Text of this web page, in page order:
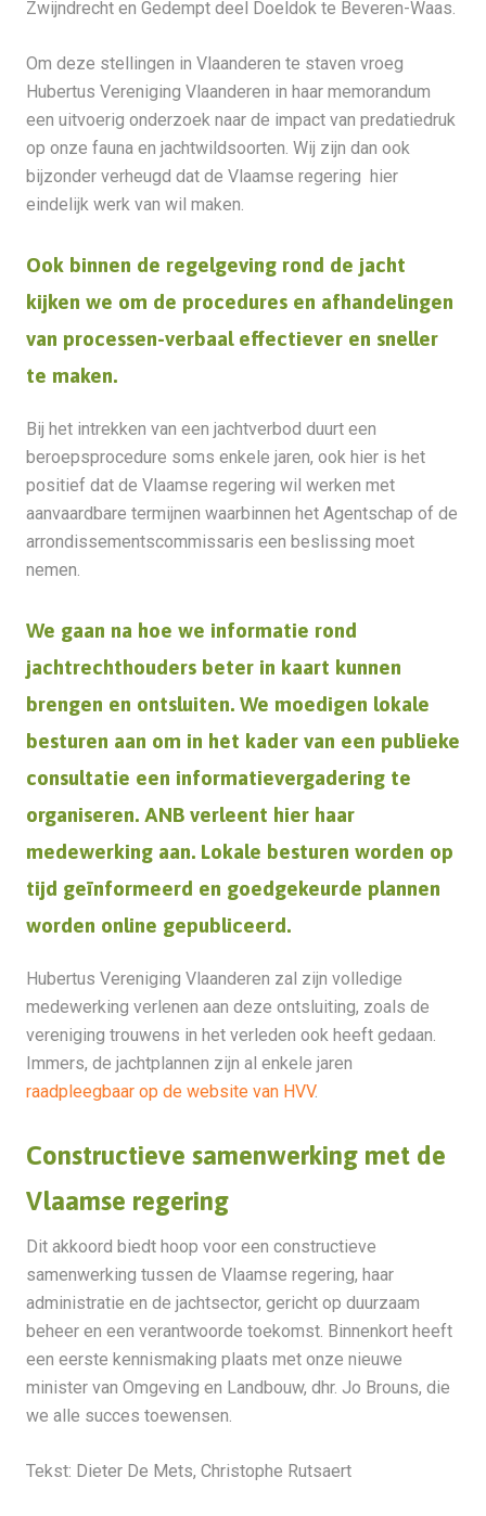
Zwijndrecht en Gedempt deel Doeldok te Beveren-Waas.
Om deze stellingen in Vlaanderen te staven vroeg
Hubertus Vereniging Vlaanderen in haar memorandum
een uitvoerig onderzoek naar de impact van predatiedruk
op onze fauna en jachtwildsoorten. Wij zijn dan ook
bijzonder verheugd dat de Vlaamse regering hier
eindelijk werk van wil maken.
Ook binnen de regelgeving rond de jacht
kijken we om de procedures en afhandelingen
van processen-verbaal effectiever en sneller
te maken.
Bij het intrekken van een jachtverbod duurt een
beroepsprocedure soms enkele jaren, ook hier is het
positief dat de Vlaamse regering wil werken met
aanvaardbare termijnen waarbinnen het Agentschap of de
arrondissementscommissaris een beslissing moet
nemen.
We gaan na hoe we informatie rond
jachtrechthouders beter in kaart kunnen
brengen en ontsluiten. We moedigen lokale
besturen aan om in het kader van een publieke
consultatie een informatievergadering te
organiseren. ANB verleent hier haar
medewerking aan. Lokale besturen worden op
tijd geïnformeerd en goedgekeurde plannen
worden online gepubliceerd.
Hubertus Vereniging Vlaanderen zal zijn volledige
medewerking verlenen aan deze ontsluiting, zoals de
vereniging trouwens in het verleden ook heeft gedaan.
Immers, de jachtplannen zijn al enkele jaren
raadpleegbaar op de website van HVV.
Constructieve samenwerking met de
Vlaamse regering
Dit akkoord biedt hoop voor een constructieve
samenwerking tussen de Vlaamse regering, haar
administratie en de jachtsector, gericht op duurzaam
beheer en een verantwoorde toekomst. Binnenkort heeft
een eerste kennismaking plaats met onze nieuwe
minister van Omgeving en Landbouw, dhr. Jo Brouns, die
we alle succes toewensen.
Tekst: Dieter De Mets, Christophe Rutsaert